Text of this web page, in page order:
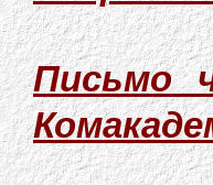
Письмо